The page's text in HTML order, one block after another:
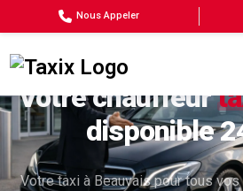
Nous Appeler
Votre chauffeur
disponible
Votre taxi à Beauvais pour tous